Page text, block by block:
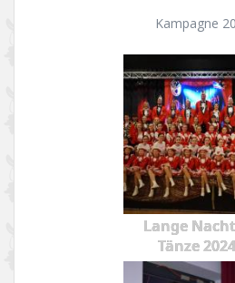
Kampagne
Lange
Tänze